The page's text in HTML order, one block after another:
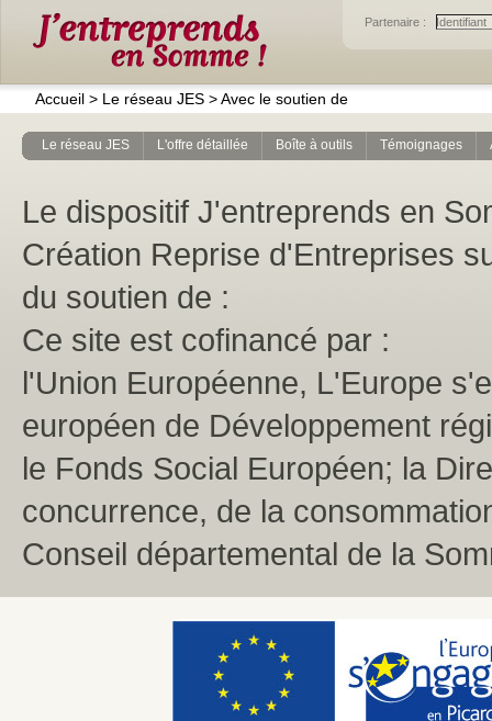
Partenaire :
Accueil > Le réseau JES >Avec le soutien de
Le réseau JES L'offre détaillée Boîte à outils Témoignages
Le dispositif J'entreprends en
Création Reprise d'Entreprises
du soutien de :
Ce site est cofinancé par :
l'Union Européenne, L'Europe
européen de Développement
le Fonds Social Européen; la
concurrence, de la
Conseil départemental de la